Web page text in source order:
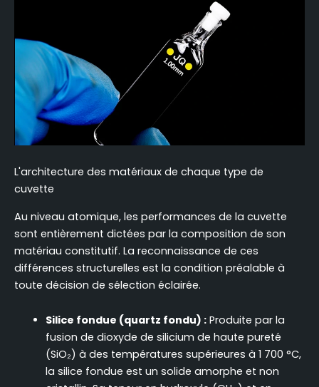
L'architecture des matériaux de chaque type de
cuvette
Au niveau atomique, les performances de la cuvette
sont entièrement dictées par la composition de son
matériau constitutif. La reconnaissance de ces
différences structurelles est la condition préalable à
toute décision de sélection éclairée.
Silice fondue (quartz fondu) :Produite par la
fusion de dioxyde de silicium de haute pureté
(SiO₂) à des températures supérieures à 1 700 °C,
la silice fondue est un solide amorphe et non